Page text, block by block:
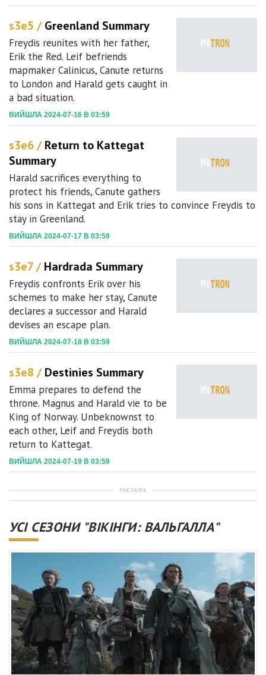
s3e5 /Greenland Summary
Freydis reunites with her father,
Erik the Red. Leif befriends
mapmaker Calinicus, Canute returns
to London and Harald gets caught in
a bad situation.
ВИЙШЛА 2024-07-16 В 03:59
s3e6 /Return to Kattegat
Summary
Harald sacrifices everything to
protect his friends, Canute gathers
his sons in Kattegat and Erik tries to convince Freydis to
stay in Greenland.
ВИЙШЛА 2024-07-17 В 03:59
s3e7 /Hardrada Summary
Freydis confronts Erik over his
schemes to make her stay, Canute
declares a successor and Harald
devises an escape plan.
ВИЙШЛА 2024-07-18 В 03:59
s3e8 /Destinies Summary
Emma prepares to defend the
throne. Magnus and Harald vie to be
King of Norway. Unbeknownst to
each other, Leif and Freydis both
return to Kattegat.
ВИЙШЛА 2024-07-19 В 03:59
РЕКЛАМА
УСІ СЕЗОНИ "ВІКІНГИ: ВАЛЬГАЛЛА"